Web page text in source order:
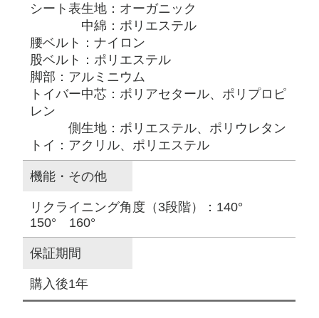
シート表生地：オーガニック
中綿：ポリエステル
腰ベルト：ナイロン
股ベルト：ポリエステル
脚部：アルミニウム
トイバー中芯：ポリアセタール、ポリプロピ
レン
側生地：ポリエステル、ポリウレタン
トイ：アクリル、ポリエステル
機能・その他
リクライニング角度（3段階）：140°
150° 160°
保証期間
購入後1年